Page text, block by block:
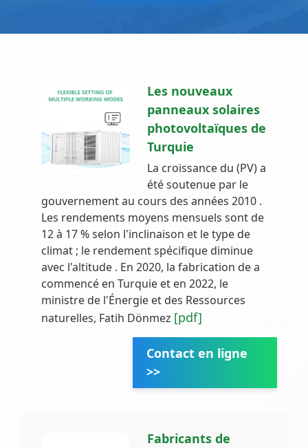
Les nouveaux
panneaux solaires
photovoltaïques de
Turquie
La croissance du (PV) a
été soutenue par le
gouvernement au cours des années 2010 .
Les rendements moyens mensuels sont de
12 à 17 % selon l'inclinaison et le type de
climat ; le rendement spécifique diminue
avec l'altitude . En 2020, la fabrication de a
commencé en Turquie et en 2022, le
ministre de l'Énergie et des Ressources
naturelles, Fatih Dönmez [pdf]
Contact en ligne
>>
Fabricants de